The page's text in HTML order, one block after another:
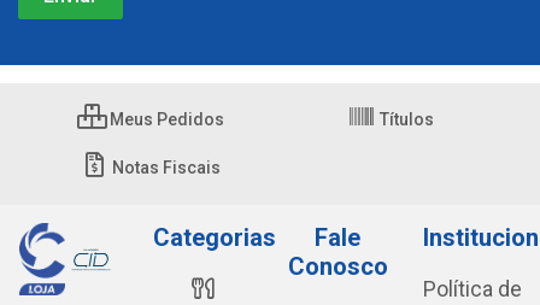
Meus Pedidos Títulos
Notas Fiscais
Categorias
Fale
Conosco
Política de